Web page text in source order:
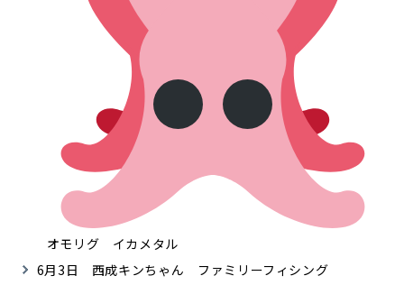
オモリグ イカメタル
6月3日 西成キンちゃん ファミリーフィシング